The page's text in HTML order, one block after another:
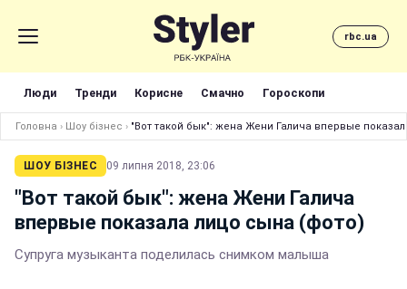
rbc.ua
Люди Тренди Корисне Смачно Гороскопи
Головна › Шоу бізнес › "Вот такой бык": жена Жени Галича впервые
ШОУ БІЗНЕС 09 липня 2018, 23:06
"Вот такой бык": жена Жени Галича
впервые показала лицо сына (фото)
Супруга музыканта поделилась снимком малыша